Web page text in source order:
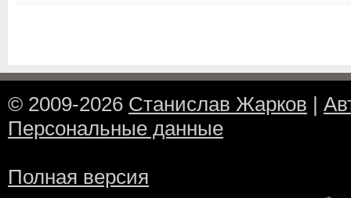
© 2009-2026 Станислав Жарков |
Персональные данные
Полная версия